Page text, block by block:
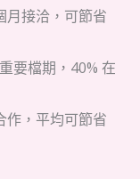
月接洽，可節省
要檔期，40% 在
作，平均可節省